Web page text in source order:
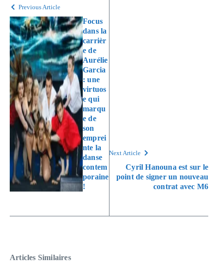
Previous Article
Focus
dans la
carrièr
e de
Aurélie
Garcia
: une
virtuos
e qui
marqu
e de
son
emprei
nte la
danse
contem
poraine
!
Next Article
Cyril Hanouna est sur le
point de signer un nouveau
contrat avec M6
Articles Similaires